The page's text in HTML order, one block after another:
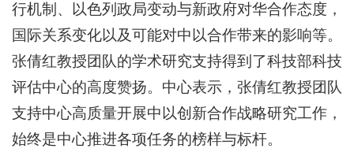
行机制、以色列政局变动与新政府对华合作态度，
国际关系变化以及可能对中以合作带来的影响等。
张倩红教授团队的学术研究支持得到了科技部科技
评估中心的高度赞扬。中心表示，张倩红教授团队
支持中心高质量开展中以创新合作战略研究工作，
始终是中心推进各项任务的榜样与标杆。